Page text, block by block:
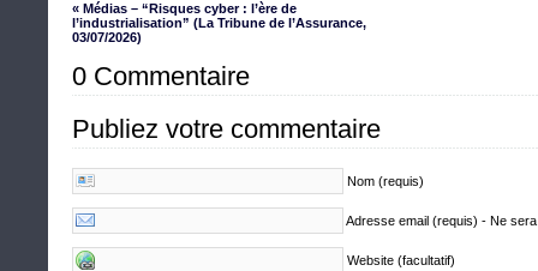
« Médias – “Risques cyber : l’ère de
l’industrialisation” (La Tribune de l’Assurance,
03/07/2026)
0 Commentaire
Publiez votre commentaire
Nom (requis)
Adresse email (requis) - Ne
Website (facultatif)